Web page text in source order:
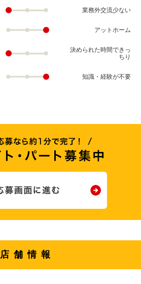
業務外交流少ない
アットホーム
決められた時間できっ
ちり
知識・経験が不要
店舗情報